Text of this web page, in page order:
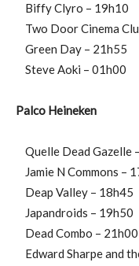
Biffy Clyro – 19h10
Two Door Cinema
Green Day – 21h55
Steve Aoki – 01h00
Palco Heineken
Quelle Dead Gazelle
Jamie N Commons –
Deap Valley – 18h45
Japandroids – 19h50
Dead Combo – 21h00
Edward Sharpe and